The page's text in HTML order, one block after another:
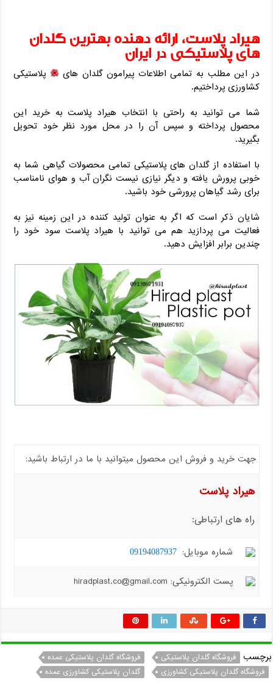
هیراد پلاست، ارائه دهنده بهترین گلدان
های پلاستیکی در ایران
در این مطلب به تمامی اطلاعات پیرامون گلدان های
پلاستیکی
کشاورزی پرداختیم.
شما می توانید به راحتی با انتخاب هیراد پلاست به خرید این
محصول پرداخته و سپس آن را در محل مورد نظر خود تحویل
بگیرید.
با استفاده از گلدان های پلاستیکی تمامی محصولات گیاهی شما به
خوبی پرورش یافته و دیگر نیازی نیست نگران آب و هوای نامناسب
برای رشد گیاهان پرورشی خود باشید.
شایان ذکر است که اگر به عنوان تولید کننده در این زمینه نیز به
فعالیت می پردازید هم می توانید با هیراد پلاست سود خود را
چندین برابر افزایش دهید.
جهت خرید و فروش این محصول میتوانید با ما در ارتباط باشید:
هیراد پلاست
راه های ارتباطی:
شماره موبایل: 09194087937
پست الکترونیکی: hiradplast.co@gmail.com
برچسب فروشگاه گلدان پلاستیکی
فروشگاه گلدان پلاستیکی عمده
فروشگاه گلدان پلاستیکی کشاورزی
گلدان پلاستیکی کشاورزی عمده